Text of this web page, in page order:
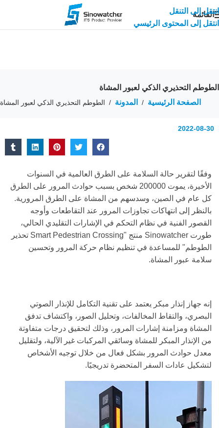
انتقل إلى التنقل
انتقل إلى المحتوى الرئيسي
القائمة
الطوطم التحذيري الذكي لعبور المشاة
الصفحة الرئيسية / المدونة / الطوطم التحذيري الذكي لعبور المشاة
2022-08-30
وفقًا لتقرير حالة السلامة على الطرق العالمية في السنوات
الأخيرة، يموت 200000 شخص بسبب حوادث المرور على الطرق
كل عام في الصين، وسدسهم من المشاة على الطرق المرورية.
بالنظر إلى انتهاكات تجاوزات المرور عند التقاطعات وأوجه
القصور الفنية في نظام التحكم في الإشارات التقليدي الحالي،
طورت Sinowatcher منتج "Smart Pedestrian Crossing تحذير
الطوطم" للمساعدة في تنظيم نظام حركة المرور وتحسين
سلامة عبور المشاة.
إنه جهاز إنذار مبكر يعتمد على تقنية التكامل للإنذار الصوتي
البصري، والتقاط المخالفات، وتحليل الصور، واكتشاف تدفق
المشاة ومزامنة إشارات المرور، وذلك لتحقيق درجات متفاوتة
من الإنذار المبكر للمشاة وسائقي المركبات غير الآلية، ولتقليل
معدل حوادث المرور بشكل فعال من خلال توجيه الأشخاص
لتشكيل عادات السفر المتحضرة تدريجيًا.